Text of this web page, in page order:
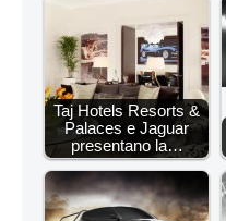
Taj Hotels Resorts &
Palaces e Jaguar
presentano la…